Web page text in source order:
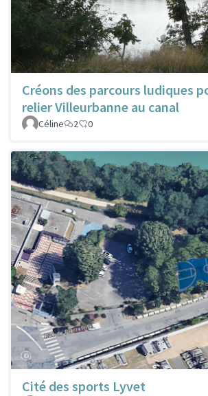
Créons des parcours ludiques
relier Villeurbanne au canal
Céline
2 0
Cité des sports Lyvet